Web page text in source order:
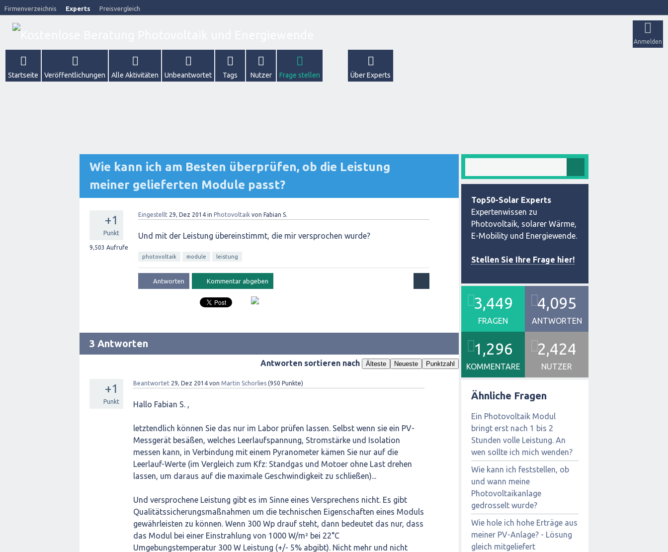
Firmenverzeichnis Experts Preisvergleich
Anmelden
Startseite Veröffentlichungen Alle Aktivitäten Unbeantwortet Tags Nutzer Frage stellen Über Experts
Wie kann ich am Besten überprüfen, ob die Leistung
meiner gelieferten Module passt?
+1
Punkt
9,503 Aufrufe
Eingestellt 29, Dez 2014 in Photovoltaik von Fabian S.
Und mit der Leistung übereinstimmt, die mir versprochen wurde?
photovoltaik module leistung
3 Antworten
Antworten sortieren nach Älteste Neueste Punktzahl
+1
Punkt
Beantwortet 29, Dez 2014 von Martin Schorlies (950 Punkte)
Hallo Fabian S. ,
letztendlich können Sie das nur im Labor prüfen lassen. Selbst wenn sie ein PV-
Messgerät besäßen, welches Leerlaufspannung, Stromstärke und Isolation
messen kann, in Verbindung mit einem Pyranometer kämen Sie nur auf die
Leerlauf-Werte (im Vergleich zum Kfz: Standgas und Motoer ohne Last drehen
lassen, um daraus auf die maximale Geschwindigkeit zu schließen)...
Und versprochene Leistung gibt es im Sinne eines Versprechens nicht. Es gibt
Qualitätssicherungsmaßnahmen um die technischen Eigenschaften eines Moduls
gewährleisten zu können. Wenn 300 Wp drauf steht, dann bedeutet das nur, dass
das Modul bei einer Einstrahlung von 1000 W/m² bei 22°C
Umgebungstemperatur 300 W Leistung (+/- 5% abgibt). Nicht mehr und nicht
Top50-Solar Experts
Expertenwissen zu
Photovoltaik, solarer Wärme,
E-Mobility und Energiewende.
Stellen Sie Ihre Frage hier!
3,449
FRAGEN
4,095
ANTWORTEN
1,296
KOMMENTARE
2,424
NUTZER
Ähnliche Fragen
Ein Photovoltaik Modul
bringt erst nach 1 bis 2
Stunden volle Leistung. An
wen sollte ich mich wenden?
Wie kann ich feststellen, ob
und wann meine
Photovoltaikanlage
gedrosselt wurde?
Wie hole ich hohe Erträge aus
meiner PV-Anlage? - Lösung
gleich mitgeliefert